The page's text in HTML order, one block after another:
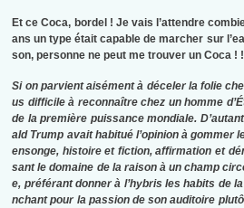
Et ce Coca, bordel ! Je vais l’attendre
ans un type était capable de marcher sur
son, personne ne peut me trouver un Coca !
Si on parvient aisément à déceler la folie
us difficile à reconnaître chez un homme
de la première puissance mondiale.
ald Trump avait habitué l’opinion à gommer
ensonge, histoire et fiction, affirmation et
sant le domaine de la raison à un champ
e, préférant donner à l’hybris les habits de
nchant pour la passion de son auditoire